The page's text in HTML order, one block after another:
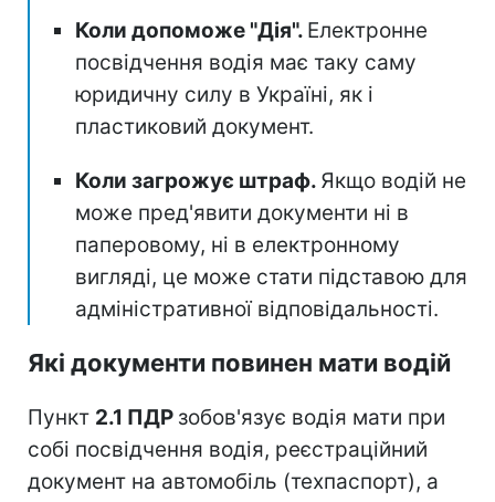
Коли допоможе "Дія". Електронне
посвідчення водія має таку саму
юридичну силу в Україні, як і
пластиковий документ.
Коли загрожує штраф. Якщо водій не
може пред'явити документи ні в
паперовому, ні в електронному
вигляді, це може стати підставою для
адміністративної відповідальності.
Які документи повинен мати водій
Пункт 2.1 ПДР зобов'язує водія мати при
собі посвідчення водія, реєстраційний
документ на автомобіль (техпаспорт), а